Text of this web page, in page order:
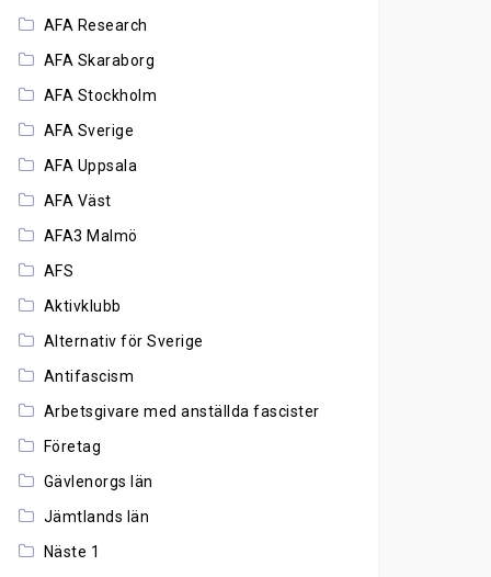
AFA Research
AFA Skaraborg
AFA Stockholm
AFA Sverige
AFA Uppsala
AFA Väst
AFA3 Malmö
AFS
Aktivklubb
Alternativ för Sverige
Antifascism
Arbetsgivare med anställda fascister
Företag
Gävlenorgs län
Jämtlands län
Näste 1